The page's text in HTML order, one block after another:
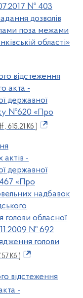
№ 403
дозволів
поза межами
області»
відстеження
акта -
державної
№620 «Про
, 615.21 Кб )
актів -
державної
467 «Про
надбавок
обласної
№ 692
голови
Кб )
відстеження
-